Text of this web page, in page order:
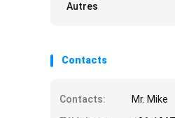
Autres
Contacts
Contacts:
Mr. Mike